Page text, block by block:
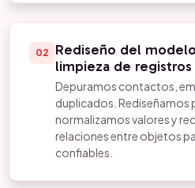
02
Rediseño del
limpieza de registros
Depuramos contactos,
duplicados. Rediseñamos
normalizamos valores y
relaciones entre objetos
confiables.